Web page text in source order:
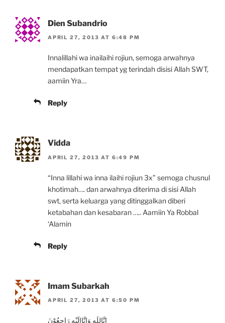
Dien Subandrio
APRIL 27, 2013 AT 6:48 PM
Innalillahi wa inailaihi rojiun, semoga arwahnya
mendapatkan tempat yg terindah disisi Allah SWT,
aamiin Yra…
Reply
Vidda
APRIL 27, 2013 AT 6:49 PM
“Inna lillahi wa inna ilaihi rojiun 3x” semoga chusnul
khotimah…. dan arwahnya diterima di sisi Allah
swt, serta keluarga yang ditinggalkan diberi
ketabahan dan kesabaran ….. Aamiin Ya Robbal
‘Alamin
Reply
Imam Subarkah
APRIL 27, 2013 AT 6:50 PM
اِنَّالِلَه وَاِنَّااِلَيْهِ رَاجِعُوْنَ